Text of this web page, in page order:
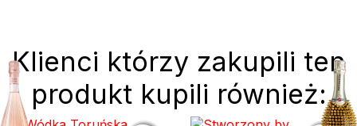
Klienci którzy zakupili ten
produkt kupili również: